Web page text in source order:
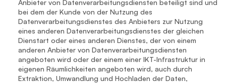
Anbieter von Datenverarbeitungsdiensten beteiligt sind und
bei dem der Kunde von der Nutzung des
Datenverarbeitungsdienstes des Anbieters zur Nutzung
eines anderen Datenverarbeitungsdienstes der gleichen
Dienstart oder eines anderen Dienstes, der von einem
anderen Anbieter von Datenverarbeitungsdiensten
angeboten wird oder der einem einer IKT-Infrastruktur in
eigenen Räumlichkeiten angeboten wird, auch durch
Extraktion, Umwandlung und Hochladen der Daten,